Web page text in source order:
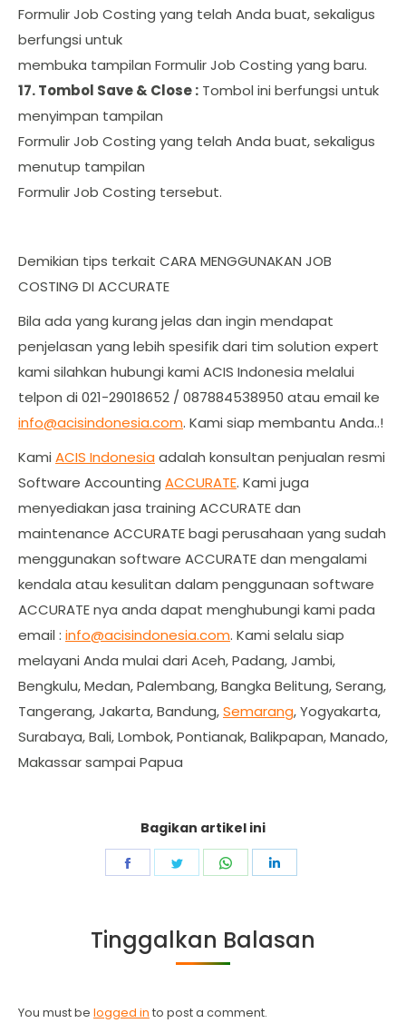
Formulir Job Costing yang telah Anda buat, sekaligus
berfungsi untuk
membuka tampilan Formulir Job Costing yang baru.
17. Tombol Save & Close : Tombol ini berfungsi untuk
menyimpan tampilan
Formulir Job Costing yang telah Anda buat, sekaligus
menutup tampilan
Formulir Job Costing tersebut.
Demikian tips terkait CARA MENGGUNAKAN JOB
COSTING DI ACCURATE
Bila ada yang kurang jelas dan ingin mendapat
penjelasan yang lebih spesifik dari tim solution expert
kami silahkan hubungi kami ACIS Indonesia melalui
telpon di 021-29018652 / 087884538950 atau email ke
info@acisindonesia.com. Kami siap membantu Anda..!
Kami ACIS Indonesia adalah konsultan penjualan resmi
Software Accounting ACCURATE. Kami juga
menyediakan jasa training ACCURATE dan
maintenance ACCURATE bagi perusahaan yang sudah
menggunakan software ACCURATE dan mengalami
kendala atau kesulitan dalam penggunaan software
ACCURATE nya anda dapat menghubungi kami pada
email : info@acisindonesia.com. Kami selalu siap
melayani Anda mulai dari Aceh, Padang, Jambi,
Bengkulu, Medan, Palembang, Bangka Belitung, Serang,
Tangerang, Jakarta, Bandung,Semarang, Yogyakarta,
Surabaya, Bali, Lombok, Pontianak, Balikpapan, Manado,
Makassar sampai Papua
Bagikan artikel ini
Share
Share
Share
Tinggalkan Balasan
You must be logged in to post a comment.